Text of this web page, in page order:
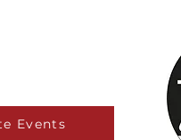
Events